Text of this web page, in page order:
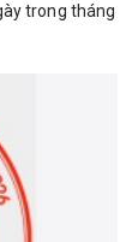
trong tháng